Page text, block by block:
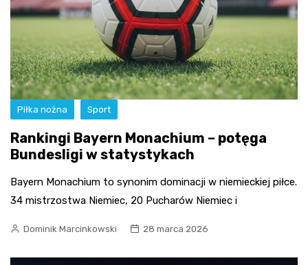
Piłka nożna Sport
Rankingi Bayern Monachium – potęga
Bundesligi w statystykach
Bayern Monachium to synonim dominacji w niemieckiej piłce.
34 mistrzostwa Niemiec, 20 Pucharów Niemiec i
Dominik Marcinkowski 28 marca 2026